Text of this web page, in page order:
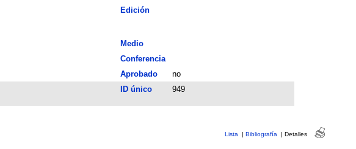
Edición
Medio
Conferencia
Aprobado
no
ID único 949
Lista | Bibliografía | Detalles